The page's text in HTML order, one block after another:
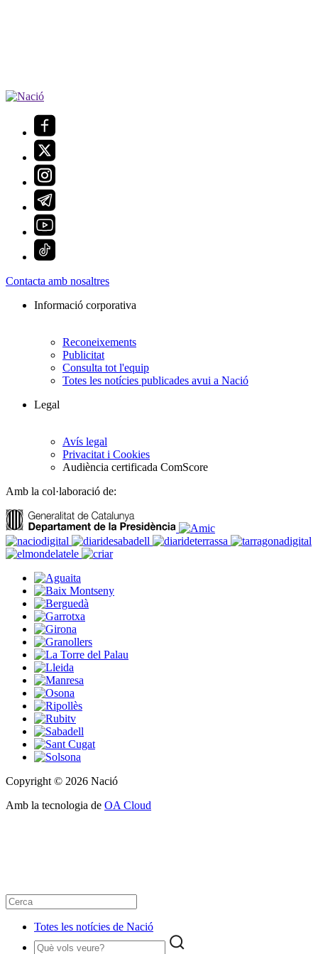
Contacta amb nosaltres
Informació corporativa
Reconeixements
Publicitat
Consulta tot l'equip
Totes les notícies publicades avui a Nació
Legal
Avís legal
Privacitat i Cookies
Audiència certificada ComScore
Amb la col·laboració de:
Copyright © 2026 Nació
Amb la tecnologia de OA Cloud
Totes les notícies de Nació